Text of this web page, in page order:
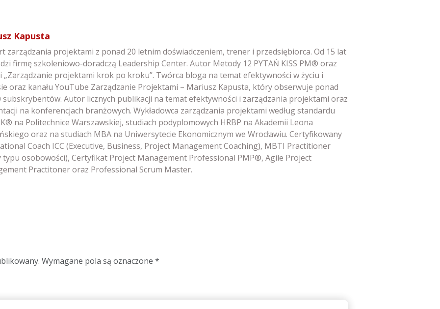
Kapusta
zarządzania projektami z ponad 20 letnim doświadczeniem, trener i przedsiębiorca. Od 15 lat
firmę szkoleniowo-doradczą Leadership Center. Autor Metody 12 PYTAŃ KISS PM® oraz
„Zarządzanie projektami krok po kroku”. Twórca bloga na temat efektywności w życiu i
oraz kanału YouTube Zarządzanie Projektami – Mariusz Kapusta, który obserwuje ponad
subskrybentów. Autor licznych publikacji na temat efektywności i zarządzania projektami oraz
na konferencjach branżowych. Wykładowca zarządzania projektami według standardu
na Politechnice Warszawskiej, studiach podyplomowych HRBP na Akademii Leona
oraz na studiach MBA na Uniwersytecie Ekonomicznym we Wrocławiu. Certyfikowany
Coach ICC (Executive, Business, Project Management Coaching), MBTI Practitioner
typu osobowości), Certyfikat Project Management Professional PMP®, Agile Project
Practitoner oraz Professional Scrum Master.
Wymagane pola są oznaczone *